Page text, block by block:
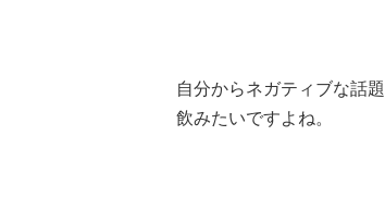
自分からネガティブな話
飲みたいですよね。